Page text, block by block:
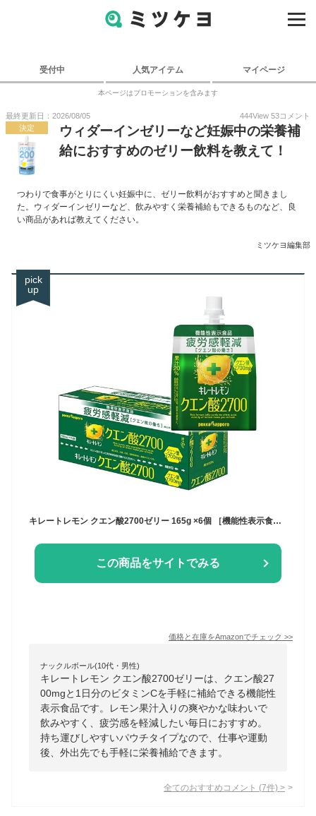
受付中 人気アイテム マイページ
本ページはプロモーションを含みます
最終更新日：2026/08/05 444View 53コメント
決定
ウィダーインゼリーなど妊娠中の栄養補
給におすすめのゼリー飲料を教えて！
つわりで食事がとりにくい妊娠中に、ゼリー飲料がおすすめと聞きまし
た。ウィダーインゼリーなど、飲みやすく栄養補給もできるものなど、良
い商品があれば教えてください。
ミツケヨ編集部
pick
up
キレートレモン クエン酸2700ゼリー 165g ×6個 ［機能性表示食品］レモン レモン果汁 ブドウ糖 ゼリー飲料 パウチゼリー 疲労感軽減 1日分のビタミンC ポッカサッポロ
この商品をサイトでみる
価格と在庫をAmazonでチェック >>
ナックルボール(10代・男性)
キレートレモン クエン酸2700ゼリーは、クエン酸27
00mgと1日分のビタミンCを手軽に補給できる機能性
表示食品です。レモン果汁入りの爽やかな味わいで
飲みやすく、疲労感を軽減したい毎日におすすめ。
持ち運びしやすいパウチタイプなので、仕事や運動
後、外出先でも手軽に栄養補給できます。
全てのおすすめコメント (7件) >